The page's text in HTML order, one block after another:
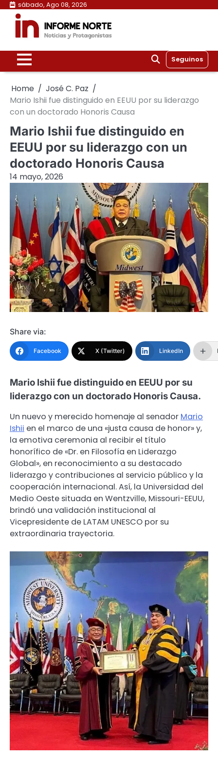
Skip
content
sábado, Ago 08, 2026
Seguinos
Home
José C. Paz
Mario Ishii fue distinguido en EEUU por su liderazgo
con un doctorado Honoris Causa
Mario Ishii fue distinguido en
EEUU por su liderazgo con un
doctorado Honoris Causa
14 mayo, 2026
Share via:
Facebook X (Twitter) LinkedIn
Mario Ishii fue distinguido en EEUU por su
liderazgo con un doctorado Honoris Causa.
Un nuevo y merecido homenaje al senador Mario
Ishii en el marco de una «justa causa de honor» y,
la emotiva ceremonia al recibir el título
honorífico de «Dr. en Filosofía en Liderazgo
Global», en reconocimiento a su destacado
liderazgo y contribuciones al servicio público y la
cooperación internacional. Así, la Universidad del
Medio Oeste situada en Wentzville, Missouri-EEUU,
brindó una validación institucional al
Vicepresidente de LATAM UNESCO por su
extraordinaria trayectoria.